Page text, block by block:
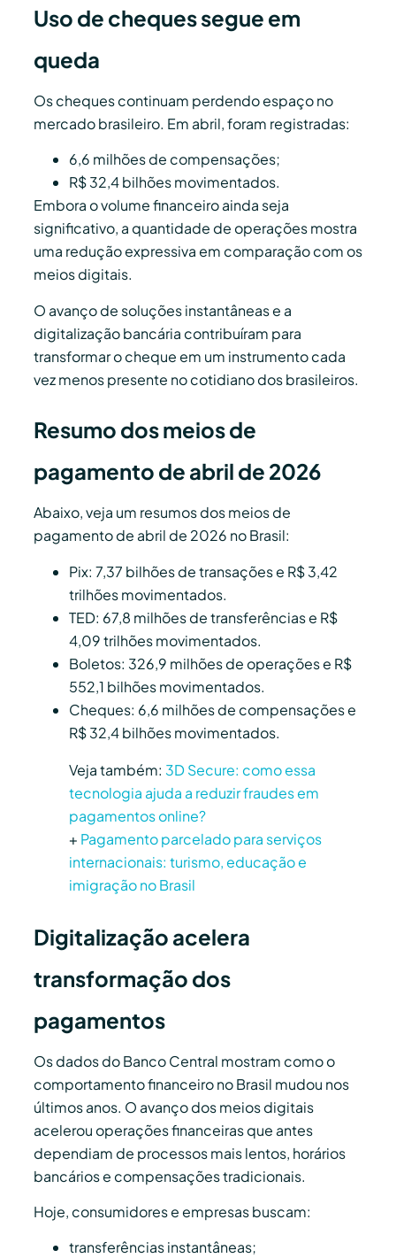
Uso de cheques segue em
queda
Os cheques continuam perdendo espaço no
mercado brasileiro. Em abril, foram registradas:
6,6 milhões de compensações;
R$ 32,4 bilhões movimentados.
Embora o volume financeiro ainda seja
significativo, a quantidade de operações mostra
uma redução expressiva em comparação com os
meios digitais.
O avanço de soluções instantâneas e a
digitalização bancária contribuíram para
transformar o cheque em um instrumento cada
vez menos presente no cotidiano dos brasileiros.
Resumo dos meios de
pagamento de abril de 2026
Abaixo, veja um resumos dos meios de
pagamento de abril de 2026 no Brasil:
Pix: 7,37 bilhões de transações e R$ 3,42
trilhões movimentados.
TED: 67,8 milhões de transferências e R$
4,09 trilhões movimentados.
Boletos: 326,9 milhões de operações e R$
552,1 bilhões movimentados.
Cheques: 6,6 milhões de compensações e
R$ 32,4 bilhões movimentados.
Veja também: 3D Secure: como essa
tecnologia ajuda a reduzir fraudes em
pagamentos online?
+ Pagamento parcelado para serviços
internacionais: turismo, educação e
imigração no Brasil
Digitalização acelera
transformação dos
pagamentos
Os dados do Banco Central mostram como o
comportamento financeiro no Brasil mudou nos
últimos anos. O avanço dos meios digitais
acelerou operações financeiras que antes
dependiam de processos mais lentos, horários
bancários e compensações tradicionais.
Hoje, consumidores e empresas buscam:
transferências instantâneas;